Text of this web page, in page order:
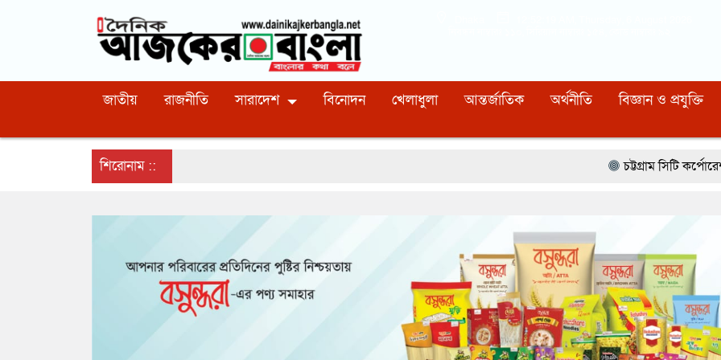
জাতীয় রাজনীতি সারাদেশ বিনোদন খেলাধুলা আন্তর্জাতিক অর্থনীতি বিজ্ঞান ও প্রযুক্তি
শিরোনাম :: চট্টগ্রাম সিটি কর্পোরেশন